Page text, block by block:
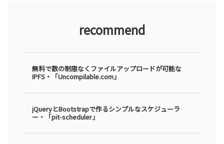
recommend
無料で数の制限なくファイルアップロードが可能な
IPFS・「Uncompilable.com」
jQueryとBootstrapで作るシンプルなスケジューラ
ー・「pit-scheduler」